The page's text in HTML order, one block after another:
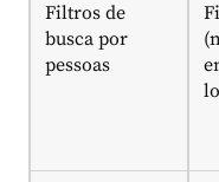
Filtros de
busca por
pessoas